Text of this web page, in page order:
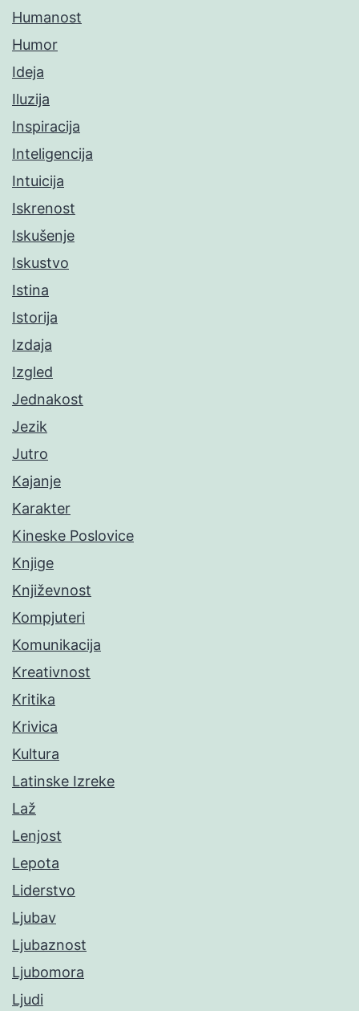
Humanost
Humor
Ideja
Iluzija
Inspiracija
Inteligencija
Intuicija
Iskrenost
Iskušenje
Iskustvo
Istina
Istorija
Izdaja
Izgled
Jednakost
Jezik
Jutro
Kajanje
Karakter
Kineske Poslovice
Knjige
Književnost
Kompjuteri
Komunikacija
Kreativnost
Kritika
Krivica
Kultura
Latinske Izreke
Laž
Lenjost
Lepota
Liderstvo
Ljubav
Ljubaznost
Ljubomora
Ljudi